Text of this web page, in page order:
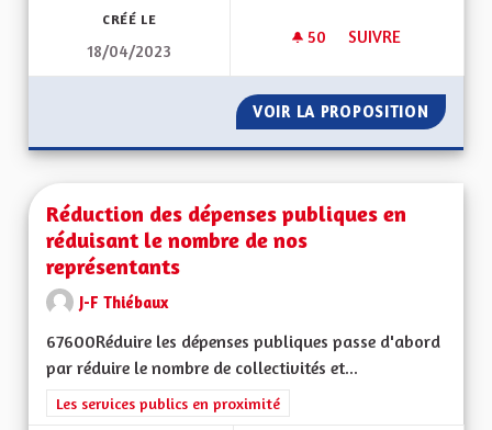
CRÉÉ LE
18/04/2023
50 50 ABONNÉS
SUIVRE
VOIR LA PROPOSITION
Réduction des dépenses publiques en
réduisant le nombre de nos
représentants
J-F Thiébaux
67600Réduire les dépenses publiques passe d'abord
par réduire le nombre de collectivités et...
Filtrer les résultats de la catégorie : Les services publics en
Les services publics en proximité